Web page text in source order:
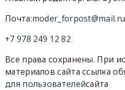
Почта:moder_forpost@mail.ru
+7 978 249 12 82
Все права сохранены. При
материалов сайта ссылка
для пользователейсайта